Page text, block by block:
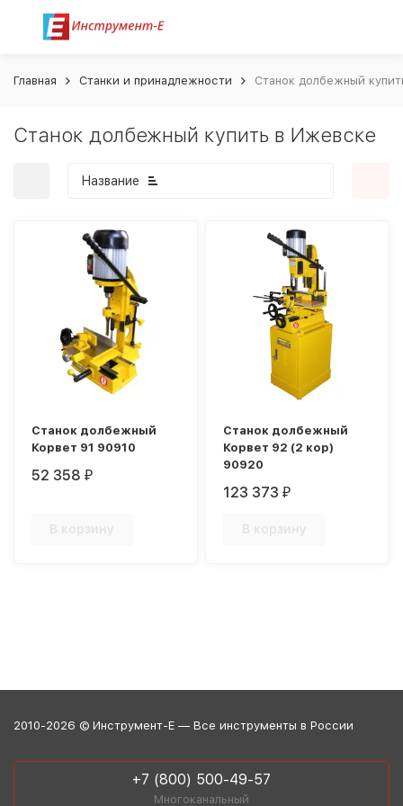
Главная Станки и принадлежности Станок долбежный
Станок долбежный купить в Ижевске
Название
покупателей
Станок долбежный
Корвет 91 90910
52 358₽
В корзину
Станок долбежный
Корвет 92 (2 кор)
90920
123 373₽
В корзину
2010-2026 © Инструмент-Е — Все инструменты в России
+7 (800) 500-49-57
Многоканальный